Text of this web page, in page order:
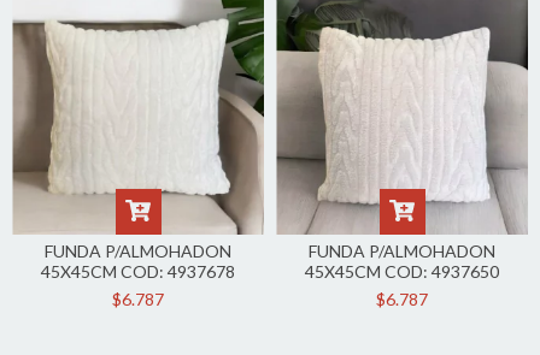
FUNDA P/ALMOHADON
45X45CM COD: 4937678
$6.787
FUNDA P/ALMOHADON
45X45CM COD: 4937650
$6.787